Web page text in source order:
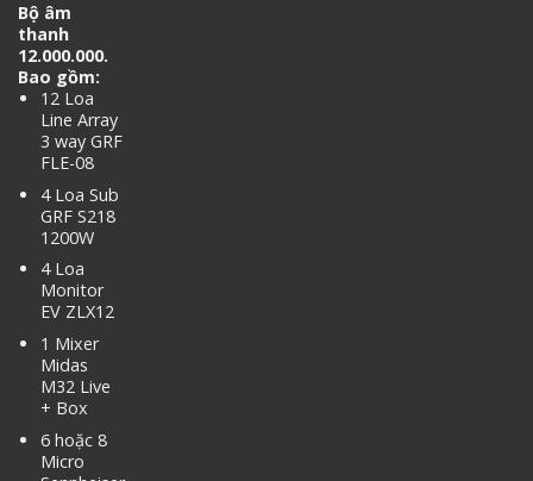
Bộ âm
thanh
12.000.000.
Bao gồm:
12 Loa
Line Array
3 way GRF
FLE-08
4 Loa Sub
GRF S218
1200W
4 Loa
Monitor
EV ZLX12
1 Mixer
Midas
M32 Live
+ Box
6 hoặc 8
Micro